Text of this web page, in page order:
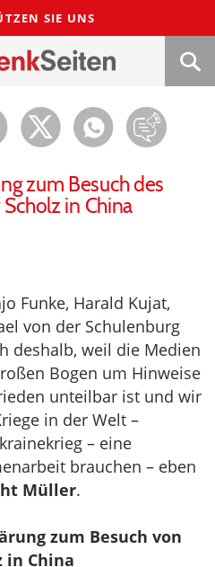
SIE UNS
zum Besuch des
in China
Funke, Harald Kujat,
von der Schulenburg
deshalb, weil die Medien
Bogen um Hinweise
unteilbar ist und wir
in der Welt –
– eine
brauchen – eben
Müller.
zum Besuch von
in China